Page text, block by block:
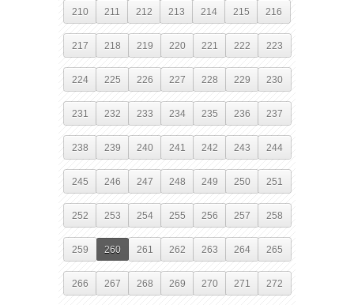
210 211 212 213 214 215 216
217 218 219 220 221 222 223
224 225 226 227 228 229 230
231 232 233 234 235 236 237
238 239 240 241 242 243 244
245 246 247 248 249 250 251
252 253 254 255 256 257 258
259 260 261 262 263 264 265
266 267 268 269 270 271 272